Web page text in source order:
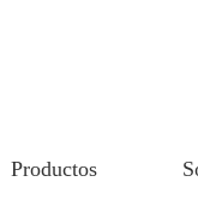
Productos